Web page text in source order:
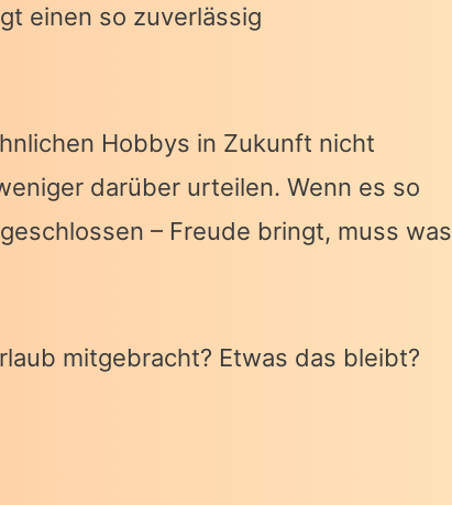
einen so zuverlässig
Hobbys in Zukunft nicht
darüber urteilen. Wenn es so
– Freude bringt, muss was
mitgebracht? Etwas das bleibt?